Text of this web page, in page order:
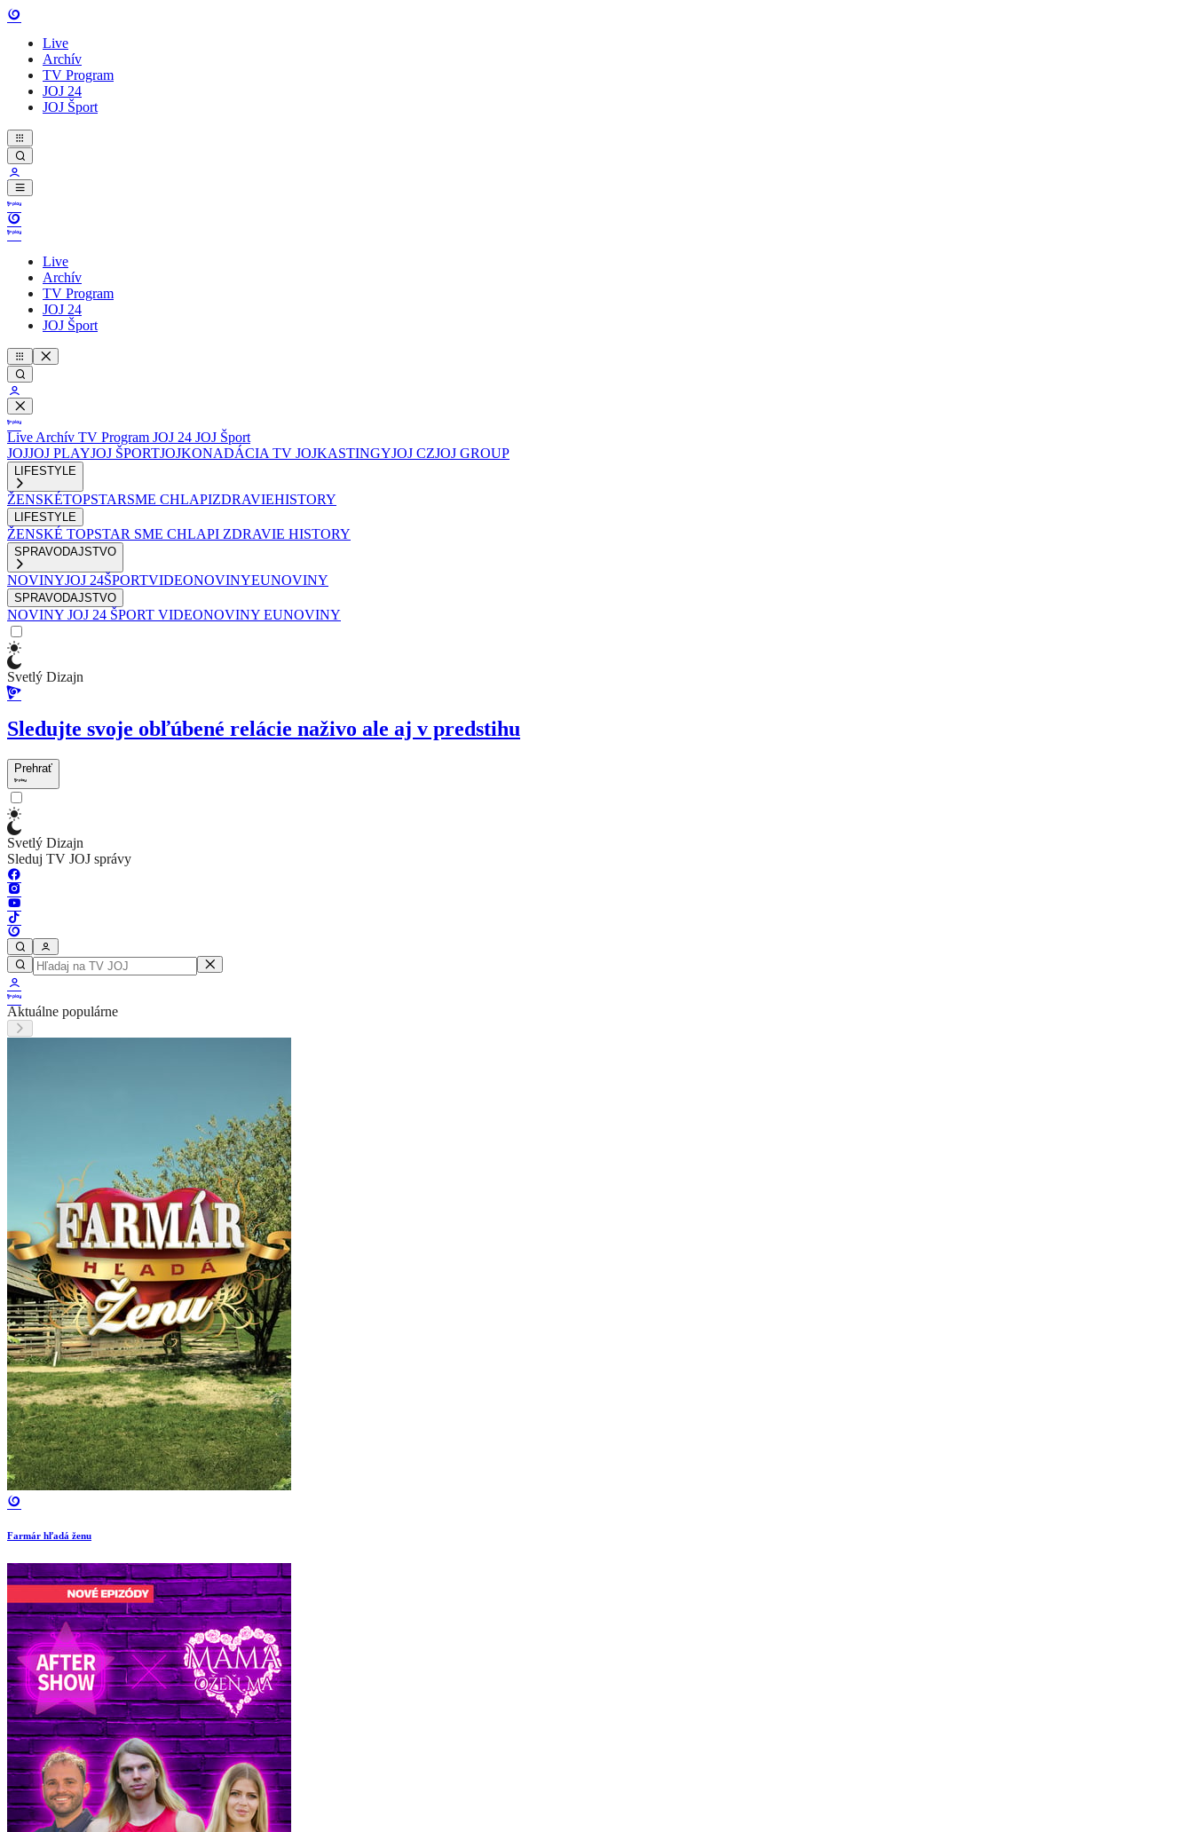
Live
Archív
TV Program
JOJ 24
JOJ Šport
Live
Archív
TV Program
JOJ 24
JOJ Šport
Live Archív TV Program JOJ 24 JOJ Šport
JOJJOJ PLAYJOJ ŠPORTJOJKONADÁCIA TV JOJKASTINGYJOJ CZJOJ GROUP
LIFESTYLE
ŽENSKÉTOPSTARSME CHLAPIZDRAVIEHISTORY
LIFESTYLE
ŽENSKÉ TOPSTAR SME CHLAPI ZDRAVIE HISTORY
SPRAVODAJSTVO
NOVINYJOJ 24ŠPORTVIDEONOVINYEUNOVINY
SPRAVODAJSTVO
NOVINY JOJ 24 ŠPORT VIDEONOVINY EUNOVINY
Svetlý Dizajn
Sledujte svoje obľúbené relácie naživo ale aj v predstihu
Prehrať
Svetlý Dizajn
Sleduj TV JOJ správy
Aktuálne populárne
Farmár hľadá ženu